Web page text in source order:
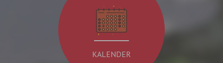
KALENDER